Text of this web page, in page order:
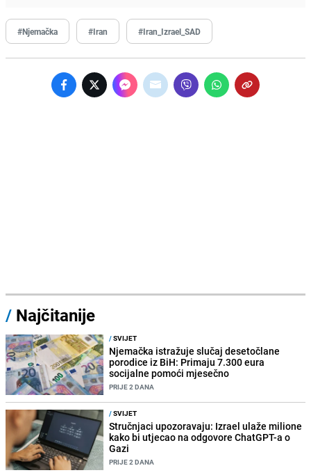
#Njemačka #Iran #Iran_Izrael_SAD
/ Najčitanije
/SVIJET
Njemačka istražuje slučaj desetočlane
porodice iz BiH: Primaju 7.300 eura
socijalne pomoći mjesečno
PRIJE 2 DANA
/SVIJET
Stručnjaci upozoravaju: Izrael ulaže milione
kako bi utjecao na odgovore ChatGPT-a o
Gazi
PRIJE 2 DANA